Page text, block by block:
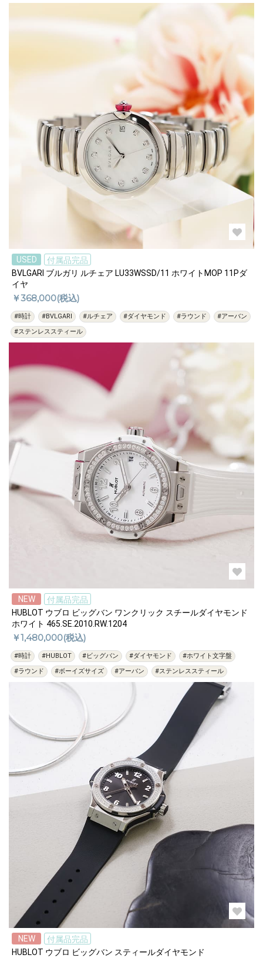
USED
付属品完品
BVLGARI ブルガリ ルチェア LU33WSSD/11 ホワイトMOP 11Pダ
イヤ
￥368,000(税込)
#時計 #BVLGARI #ルチェア #ダイヤモンド #ラウンド
#アーバン
#ステンレススティール
NEW
付属品完品
HUBLOT ウブロ ビッグバン ワンクリック スチールダイヤモンド
ホワイト 465.SE.2010.RW.1204
￥1,480,000(税込)
#時計 #HUBLOT #ビッグバン #ダイヤモンド
#ホワイト文字盤
#ラウンド
#ボーイズサイズ #アーバン #ステンレススティール
NEW
付属品完品
HUBLOT ウブロ ビッグバン スティールダイヤモンド